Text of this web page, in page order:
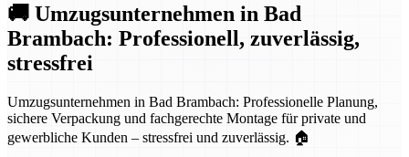
🚚 Umzugsunternehmen in Bad
Brambach: Professionell, zuverlässig,
stressfrei
Umzugsunternehmen in Bad Brambach: Professionelle Planung,
sichere Verpackung und fachgerechte Montage für private und
gewerbliche Kunden – stressfrei und zuverlässig. 🏠